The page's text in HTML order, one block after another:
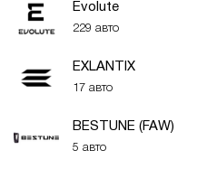
Evolute
229 авто
EXLANTIX
17 авто
BESTUNE (FAW)
5 авто